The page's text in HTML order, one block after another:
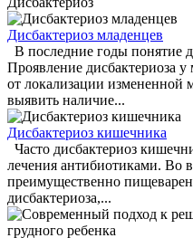
Дисбактериоз младенцев
В последние годы понятие
Проявление дисбактериоза
от локализации
выявить наличие...
Дисбактериоз кишечника
Часто дисбактериоз
лечения антибиотиками. Во
преимущественно
дисбактериоза,...